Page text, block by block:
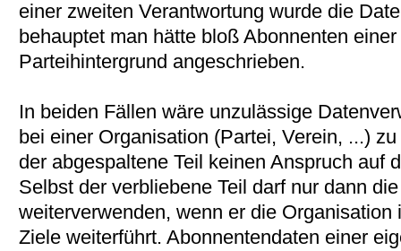
einer zweiten Verantwortung wurde die
behauptet man hätte bloß Abonnenten
Parteihintergrund angeschrieben.
In beiden Fällen wäre unzulässige
bei einer Organisation (Partei, Verein, ...)
der abgespaltene Teil keinen Anspruch auf
Selbst der verbliebene Teil darf nur dann
weiterverwenden, wenn er die
Ziele weiterführt. Abonnentendaten einer